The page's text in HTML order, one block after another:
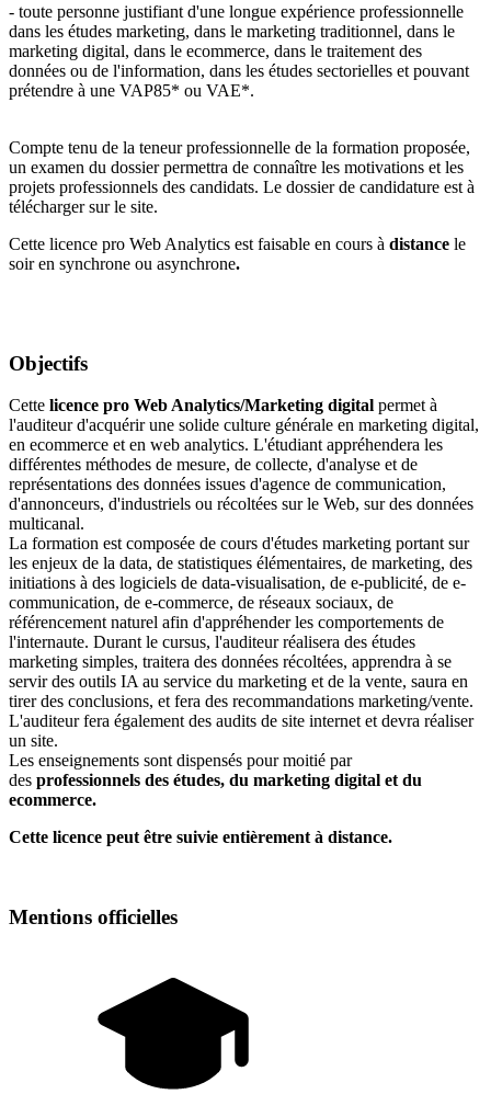
- toute personne justifiant d'une longue expérience professionnelle
dans les études marketing, dans le marketing traditionnel, dans le
marketing digital, dans le ecommerce, dans le traitement des
données ou de l'information, dans les études sectorielles et pouvant
prétendre à une VAP85* ou VAE*.
Compte tenu de la teneur professionnelle de la formation proposée,
un examen du dossier permettra de connaître les motivations et les
projets professionnels des candidats. Le dossier de candidature est à
télécharger sur le site.
Cette licence pro Web Analytics est faisable en cours à distance le
soir en synchrone ou asynchrone.
Objectifs
Cette licence pro Web Analytics/Marketing digital permet à
l'auditeur d'acquérir une solide culture générale en marketing digital,
en ecommerce et en web analytics. L'étudiant appréhendera les
différentes méthodes de mesure, de collecte, d'analyse et de
représentations des données issues d'agence de communication,
d'annonceurs, d'industriels ou récoltées sur le Web, sur des données
multicanal.
La formation est composée de cours d'études marketing portant sur
les enjeux de la data, de statistiques élémentaires, de marketing, des
initiations à des logiciels de data-visualisation, de e-publicité, de e-
communication, de e-commerce, de réseaux sociaux, de
référencement naturel afin d'appréhender les comportements de
l'internaute. Durant le cursus, l'auditeur réalisera des études
marketing simples, traitera des données récoltées, apprendra à se
servir des outils IA au service du marketing et de la vente, saura en
tirer des conclusions, et fera des recommandations marketing/vente.
L'auditeur fera également des audits de site internet et devra réaliser
un site.
Les enseignements sont dispensés pour moitié par
des professionnels des études, du marketing digital et du
ecommerce.
Cette licence peut être suivie entièrement à distance.
Mentions officielles